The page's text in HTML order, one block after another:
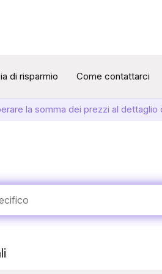
di risparmio Come contattarci
la somma dei prezzi al